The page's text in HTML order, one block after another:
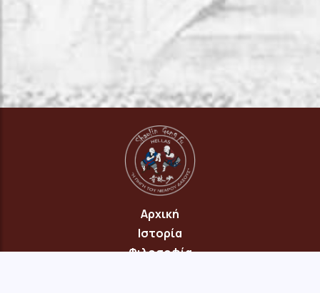
Αρχική
Ιστορία
Φιλοσοφία